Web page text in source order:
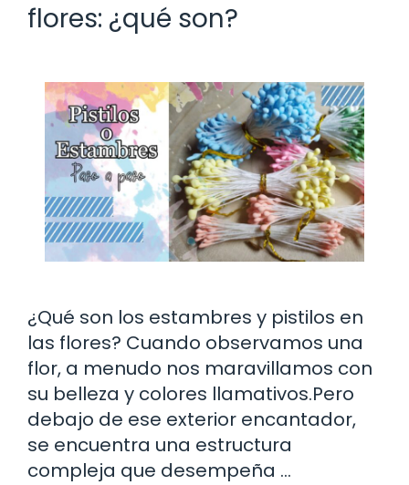
flores: ¿qué son?
¿Qué son los estambres y pistilos en
las flores? Cuando observamos una
flor, a menudo nos maravillamos con
su belleza y colores llamativos.Pero
debajo de ese exterior encantador,
se encuentra una estructura
compleja que desempeña …